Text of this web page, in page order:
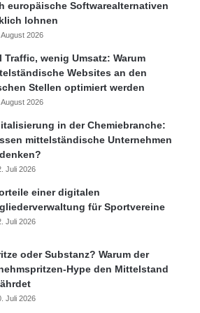
werden – denn die aktuellen Zeiten
mehr, sondern vielmehr
& Partner GmbH
Familienunternehmen
europäische Softwarealternativen
lohnen
August 2026
Traffic, wenig Umsatz: Warum
Websites an den
Stellen optimiert werden
August 2026
in der Chemiebranche:
mittelständische Unternehmen
Juli 2026
einer digitalen
für Sportvereine
Juli 2026
oder Substanz? Warum der
Hype den Mittelstand
Juli 2026